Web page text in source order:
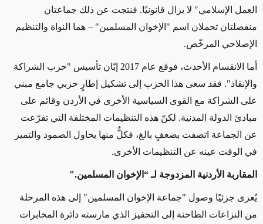
العمل الإسلامي" لا يزال قانونيًا. فنتجت عن ذلك جماعتان
منفصلتان تحملان اسم "الإخوان المسلمين" – هما النواة والتنظيم
الإصلاحي المرخّص.
أما الانقسام الأحدث، فوقع عام 2017 إبّان تأسيس "حزب الشراكة
والإنقاذ". فقد سعى هذا الحزب إلى تشكيل إطارٍ حزبي جامع مبني
على الشراكة مع القوى السياسية الأخرى في الأردن وقائم على
مبادئ الدولة المدنية. لكنّ هذه التنظيمات المختلفة التي تفرّعت
عن الجماعة اتصفت بضعفٍ بالغ، فكلٌّ منها يحاول الصمود والتميز
في الوقت عينه عن التنظيمات الأخرى.
المقاربة الأردنية المزدوجة لـ “الإخوان المسلمين."
يُعزى جزئيًا وصول "جماعة الإخوان المسلمين" إلى هذه المرحلة
من النزاعات الطاحنة إلى التحفيز الذي مارسته دائرة المخابرات